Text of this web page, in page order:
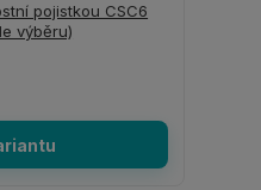
pojistkou CSC6
výběru)